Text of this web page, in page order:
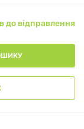
до відправлення